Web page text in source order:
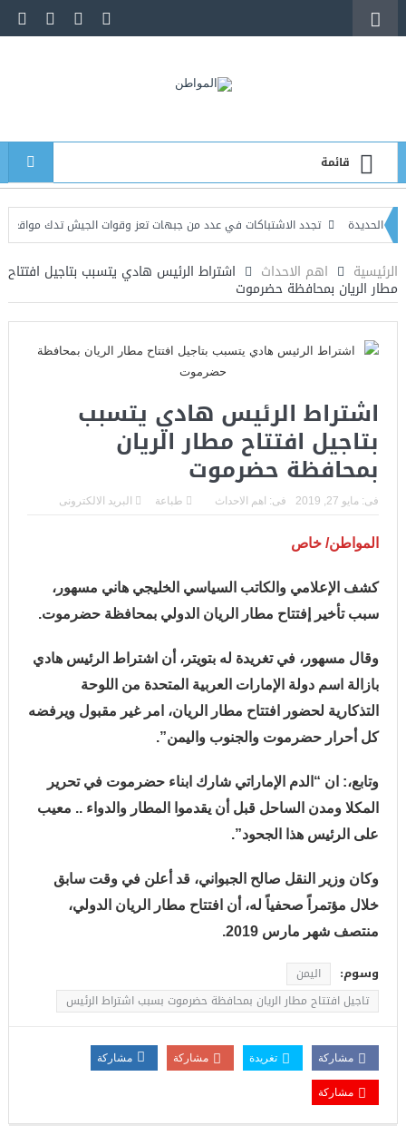
قائمة
تجدد الاشتباكات في عدد من جبهات تعز وقوات الجيش تدك مواقع الحوثيين
الرئيسية اهم الاحداث اشتراط الرئيس هادي يتسبب بتاجيل افتتاح
مطار الريان بمحافظة حضرموت
اشتراط الرئيس هادي يتسبب
بتاجيل افتتاح مطار الريان
بمحافظة حضرموت
فى: مايو 27, 2019 فى: اهم الاحداث طباعة البريد الالكترونى
المواطن/ خاص
كشف الإعلامي والكاتب السياسي الخليجي هاني مسهور،
سبب تأخير إفتتاح مطار الريان الدولي بمحافظة حضرموت.
وقال مسهور، في تغريدة له بتويتر، أن اشتراط الرئيس هادي
بازالة اسم دولة الإمارات العربية المتحدة من اللوحة
التذكارية لحضور افتتاح مطار الريان، امر غير مقبول ويرفضه
كل أحرار حضرموت والجنوب واليمن”.
وتابع،: ان “الدم الإماراتي شارك ابناء حضرموت في تحرير
المكلا ومدن الساحل قبل أن يقدموا المطار والدواء .. معيب
على الرئيس هذا الجحود”.
وكان وزير النقل صالح الجبواني، قد أعلن في وقت سابق
خلال مؤتمراً صحفياً له، أن افتتاح مطار الريان الدولي،
منتصف شهر مارس 2019.
وسوم:
اليمن
تاجيل افتتاح مطار الريان بمحافظة حضرموت بسبب اشتراط الرئيس
مشاركة تغريدة مشاركة مشاركة
مشاركة